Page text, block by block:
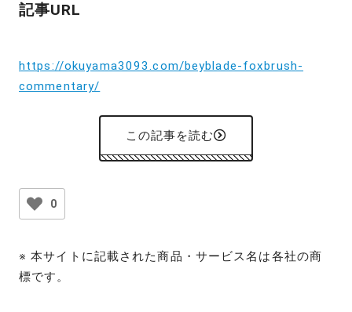
記事URL
https://okuyama3093.com/beyblade-foxbrush-
commentary/
この記事を読む
0
※ 本サイトに記載された商品・サービス名は各社の商
標です。